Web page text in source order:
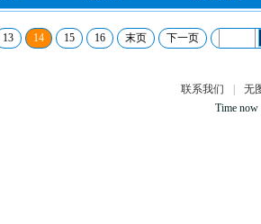
13 14 15 16 末页 下一页
联系我们
无
Time now